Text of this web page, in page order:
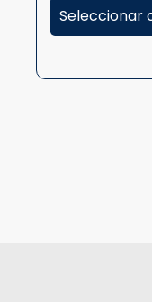
Seleccionar